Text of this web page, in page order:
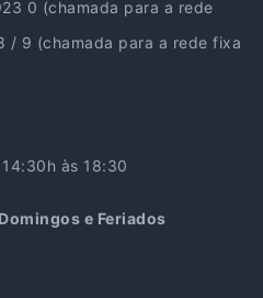
0 (chamada para a rede
/ 9 (chamada para a rede fixa
às 18:30
e Feriados